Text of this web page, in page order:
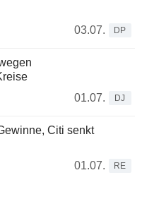
03.07.
DP
01.07.
DJ
Citi senkt
01.07.
RE